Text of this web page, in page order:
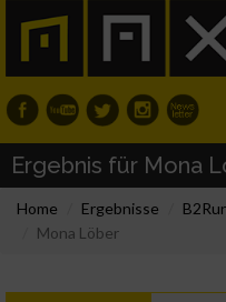
Ergebnis für Mona
Home Ergebnisse
Mona Löber